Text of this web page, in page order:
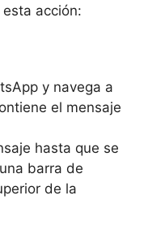
acción:
y navega a
el mensaje
hasta que se
barra de
de la